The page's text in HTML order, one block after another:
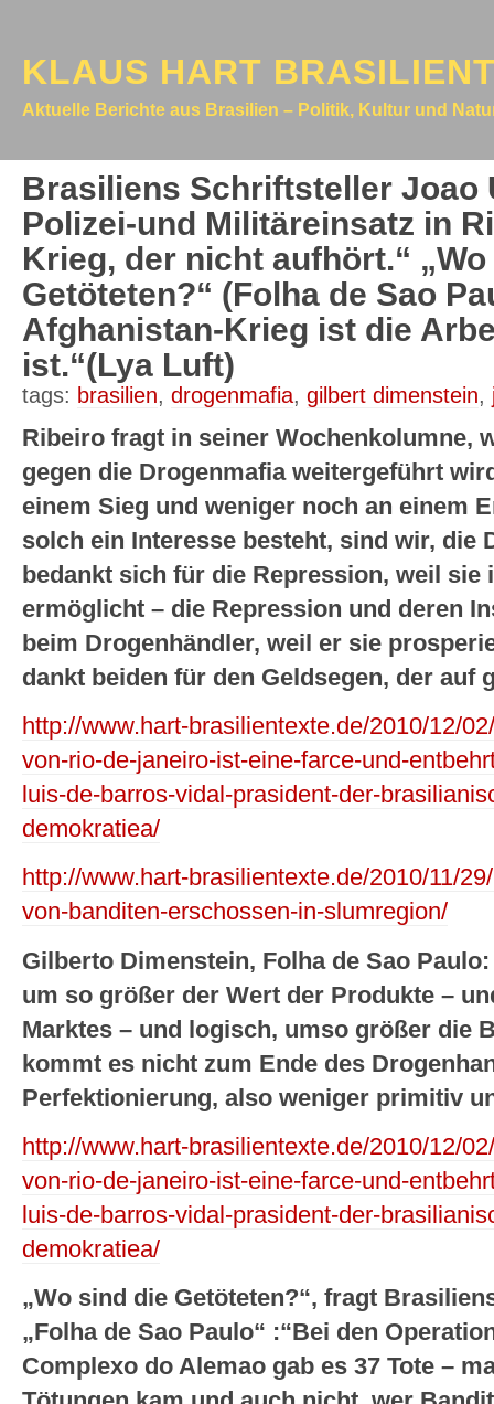
KLAUS HART
Aktuelle Berichte aus Brasilien – Politik, Kultur und
Brasiliens Schriftsteller Joao
Polizei-und Militäreinsatz in
Krieg, der nicht aufhört.“
Getöteten?“ (Folha de Sao
Afghanistan-Krieg ist die
ist.“(Lya Luft)
tags: brasilien, drogenmafia, gilbert dimenstein,
Ribeiro fragt in seiner Wochenkolumne,
gegen die Drogenmafia weitergeführt
einem Sieg und weniger noch an einem
solch ein Interesse besteht, sind wir,
bedankt sich für die Repression, weil sie
ermöglicht – die Repression und deren
beim Drogenhändler, weil er sie
dankt beiden für den Geldsegen, der auf
http://www.hart-brasilientexte.de/2010/12/
von-rio-de-janeiro-ist-eine-farce-und-
luis-de-barros-vidal-prasident-der-
demokratiea/
http://www.hart-brasilientexte.de/2010/11/
von-banditen-erschossen-in-slumregion/
Gilberto Dimenstein, Folha de Sao
um so größer der Wert der Produkte –
Marktes – und logisch, umso größer die
kommt es nicht zum Ende des
Perfektionierung, also weniger primitiv
http://www.hart-brasilientexte.de/2010/12/
von-rio-de-janeiro-ist-eine-farce-und-
luis-de-barros-vidal-prasident-der-
demokratiea/
„Wo sind die Getöteten?“, fragt
„Folha de Sao Paulo“ :“Bei den
Complexo do Alemao gab es 37 Tote –